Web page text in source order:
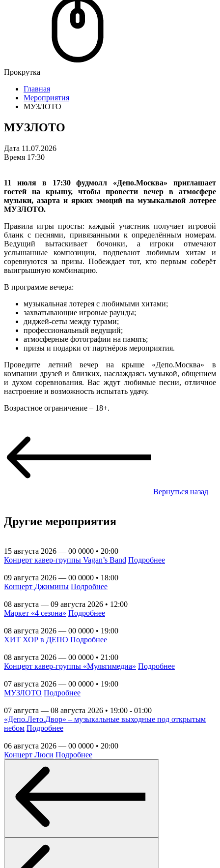
Прокрутка
Главная
Мероприятия
МУЗЛОТО
МУЗЛОТО
Дата 11.07.2026
Время 17:30
11 июля в 17:30 фудмолл «Депо.Москва» приглашает
гостей на крышу, чтобы провести вечер в атмосфере
музыки, азарта и ярких эмоций на музыкальной лотерее
МУЗЛОТО.
Правила игры просты: каждый участник получает игровой
бланк с песнями, привязанными к определённым номерам.
Ведущий вытаскивает бочонки, а игроки отмечают
услышанные композиции, подпевают любимым хитам и
соревнуются за призы. Побеждает тот, кто первым соберёт
выигрышную комбинацию.
В программе вечера:
музыкальная лотерея с любимыми хитами;
захватывающие игровые раунды;
диджей-сеты между турами;
профессиональный ведущий;
атмосферные фотографии на память;
призы и подарки от партнёров мероприятия.
Проведите летний вечер на крыше «Депо.Москва» в
компании друзей и близких, наслаждаясь музыкой, общением
и духом соревнования. Вас ждут любимые песни, отличное
настроение и возможность испытать удачу.
Возрастное ограничение – 18+.
Вернуться назад
Другие мероприятия
15 августа 2026 — 00 0000 • 20:00
Концерт кавер-группы Vagan’s Band Подробнее
09 августа 2026 — 00 0000 • 18:00
Концерт Джимины Подробнее
08 августа — 09 августа 2026 • 12:00
Маркет «4 сезона» Подробнее
08 августа 2026 — 00 0000 • 19:00
ХИТ ХОР в ДЕПО Подробнее
08 августа 2026 — 00 0000 • 21:00
Концерт кавер-группы «Мультимедиа» Подробнее
07 августа 2026 — 00 0000 • 19:00
МУЗЛОТО Подробнее
07 августа — 08 августа 2026 • 19:00 - 01:00
«Депо.Лето.Двор» – музыкальные выходные под открытым
небом Подробнее
06 августа 2026 — 00 0000 • 20:00
Концерт Люси Подробнее